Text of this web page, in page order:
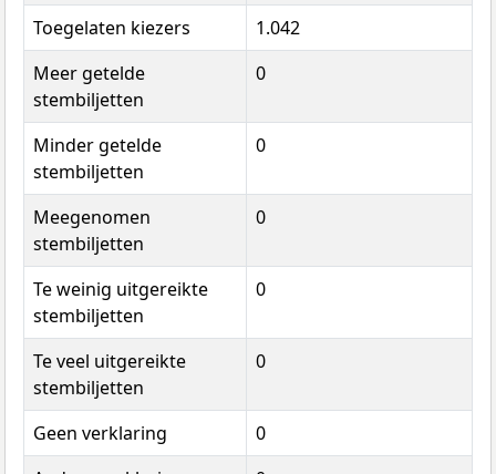
Toegelaten kiezers
1.042
Meer getelde
stembiljetten
0
Minder getelde
stembiljetten
0
Meegenomen
stembiljetten
0
Te weinig uitgereikte
stembiljetten
0
Te veel uitgereikte
stembiljetten
0
Geen verklaring
0